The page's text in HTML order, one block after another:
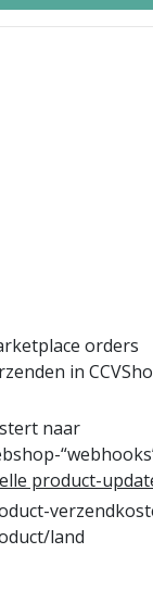
orders
in
naar
product-
land